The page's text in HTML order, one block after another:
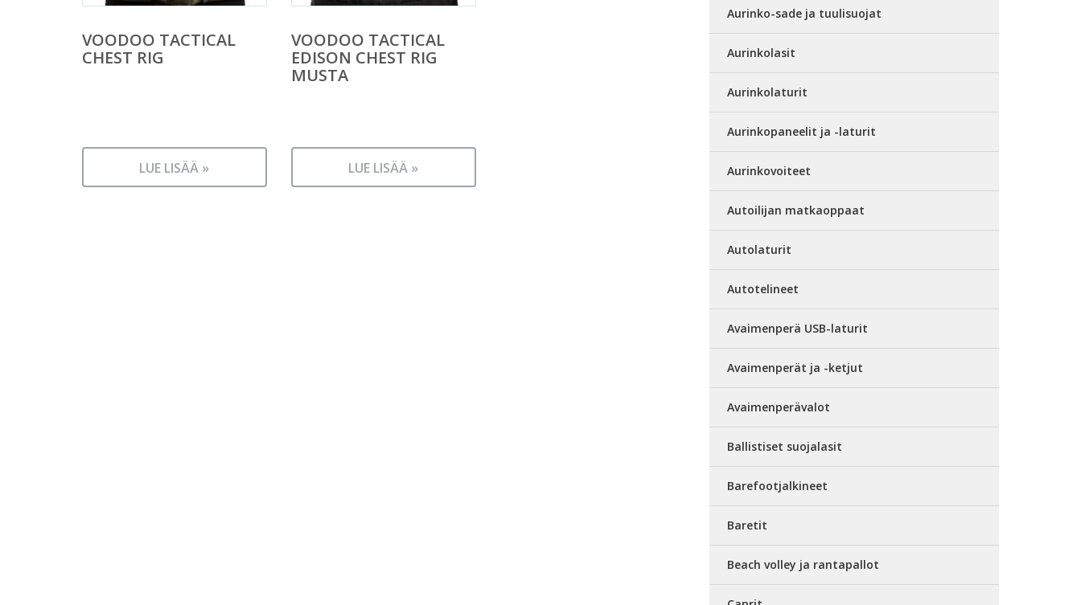
VOODOO TACTICAL
CHEST RIG
LUE LISÄÄ »
VOODOO TACTICAL
EDISON CHEST RIG
MUSTA
LUE LISÄÄ »
Aurinko-sade ja tuulisuojat
Aurinkolasit
Aurinkolaturit
Aurinkopaneelit ja -laturit
Aurinkovoiteet
Autoilijan matkaoppaat
Autolaturit
Autotelineet
Avaimenperä USB-laturit
Avaimenperät ja -ketjut
Avaimenperävalot
Ballistiset suojalasit
Barefootjalkineet
Baretit
Beach volley ja rantapallot